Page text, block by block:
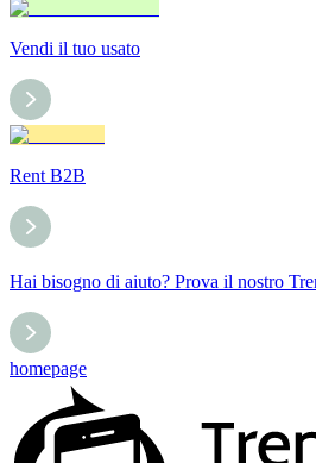
Vendi il tuo usato
Rent B2B
Hai bisogno di aiuto? Prova il nostro
homepage